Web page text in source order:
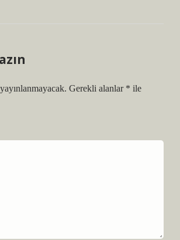
Gerekli alanlar * ile